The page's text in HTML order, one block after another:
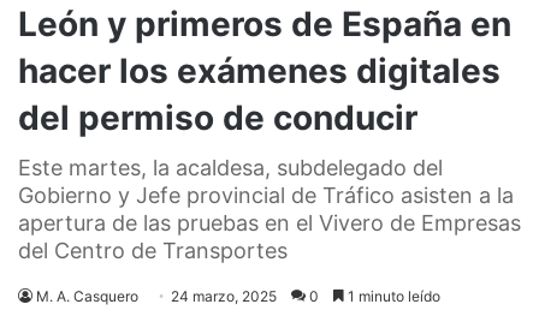
León y primeros de España en
hacer los exámenes digitales
del permiso de conducir
Este martes, la acaldesa, subdelegado del
Gobierno y Jefe provincial de Tráfico asisten a la
apertura de las pruebas en el Vivero de Empresas
del Centro de Transportes
M. A. Casquero 24 marzo, 2025 0 1 minuto leído